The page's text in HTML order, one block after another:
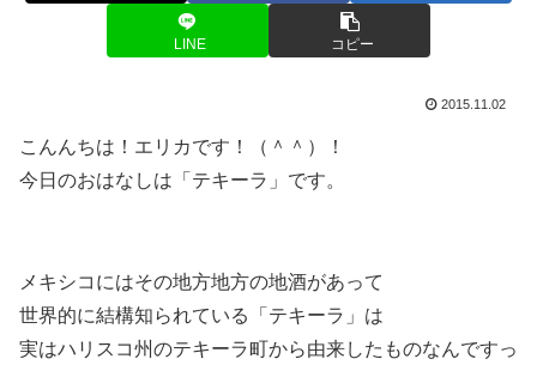
LINE コピー
2015.11.02
こんんちは！エリカです！（＾＾）！
今日のおはなしは「テキーラ」です。
メキシコにはその地方地方の地酒があって
世界的に結構知られている「テキーラ」は
実はハリスコ州のテキーラ町から由来したものなんですっ